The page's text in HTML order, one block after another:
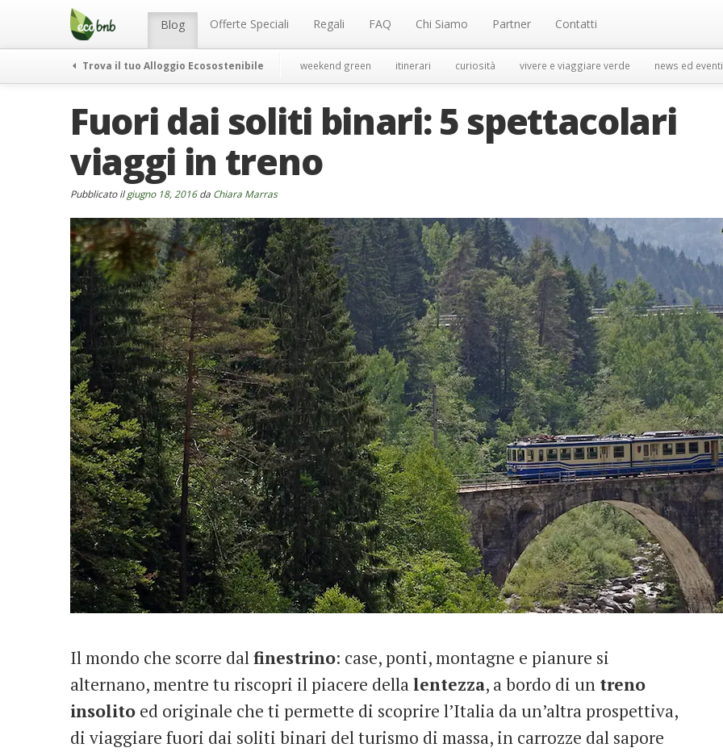
Menu Blog Offerte Speciali Regali FAQ Chi Siamo Partner Contatti
Trova il tuo Alloggio Ecosostenibile weekend green itinerari curiosità vivere e viaggiare verde news ed eventi
Fuori dai soliti binari: 5 spettacolari
viaggi in treno
Pubblicato ilgiugno 18, 2016da Chiara Marras
Il mondo che scorre dalfinestrino: case, ponti, montagne e pianure si
alternano, mentre tu riscopri il piacere dellalentezza, a bordo di un treno
insolito ed originale che ti permette di scoprire l’Italia da un’altra prospettiva,
di viaggiare fuori dai soliti binari del turismo di massa, in carrozze dal sapore